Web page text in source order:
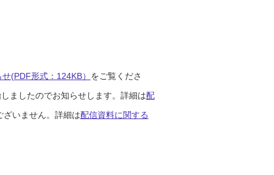
(PDF形式：124KB） をご覧くださ
ましたのでお知らせします。詳細は配
いません。詳細は配信資料に関する